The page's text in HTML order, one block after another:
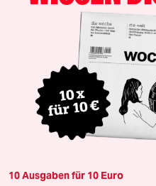
10 Ausgaben für 10 Euro